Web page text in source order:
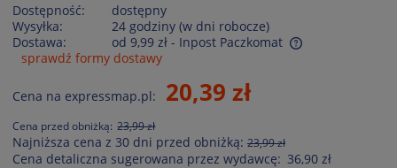
Dostępność:
dostępny
Wysyłka:
24 godziny (w dni robocze)
Dostawa:
od 9,99 zł - Inpost Paczkomat
Cena nie zawiera ewentualnych kosztów płatności
sprawdź formy dostawy
Cena na expressmap.pl: 20,39 zł
Cena przed obniżką: 23,99 zł
Najniższa cena z 30 dni przed obniżką: 23,99 zł
Cena detaliczna sugerowana przez wydawcę: 36,90 zł